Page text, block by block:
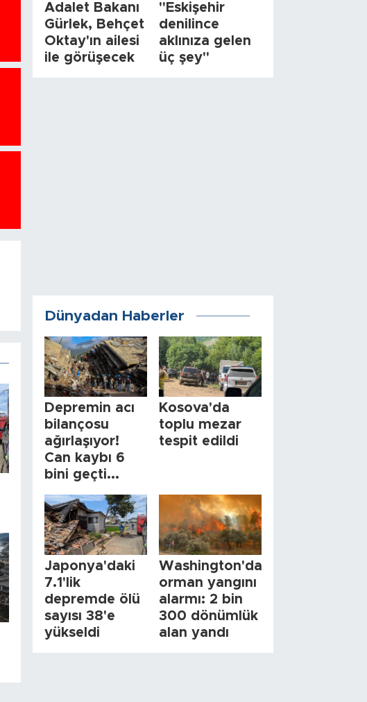
Adalet Bakanı
Gürlek, Behçet
Oktay'ın ailesi
ile görüşecek
"Eskişehir
denilince
aklınıza gelen
üç şey"
Dünyadan Haberler
Depremin acı
bilançosu
ağırlaşıyor!
Can kaybı 6
bini geçti...
Kosova'da
toplu mezar
tespit edildi
Japonya'daki
7.1'lik
depremde ölü
sayısı 38'e
yükseldi
Washington'da
orman yangını
alarmı: 2 bin
300 dönümlük
alan yandı